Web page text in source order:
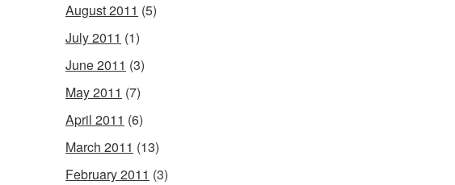
August 2011 (5)
July 2011 (1)
June 2011 (3)
May 2011 (7)
April 2011 (6)
March 2011 (13)
February 2011 (3)